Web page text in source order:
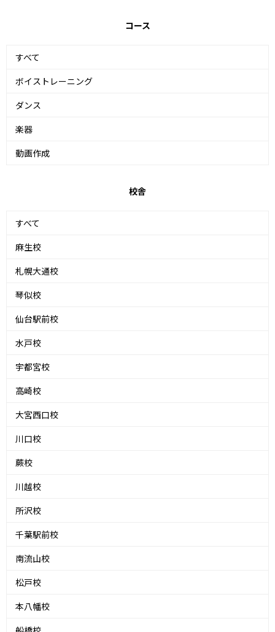
コース
すべて
ボイストレーニング
ダンス
楽器
動画作成
校舎
すべて
麻生校
札幌大通校
琴似校
仙台駅前校
水戸校
宇都宮校
高崎校
大宮西口校
川口校
蕨校
川越校
所沢校
千葉駅前校
南流山校
松戸校
本八幡校